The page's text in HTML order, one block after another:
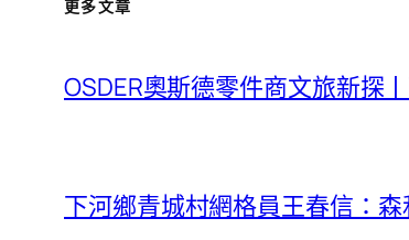
更多文章
OSDER奧斯德零件商文旅新探
下河鄉青城村網格員王春信：